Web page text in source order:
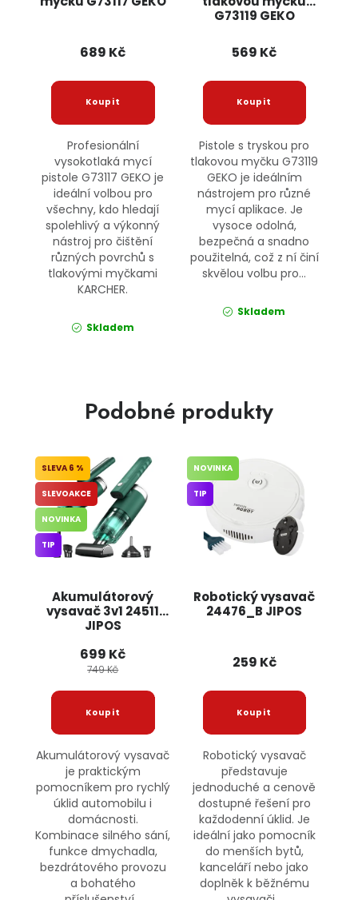
689 Kč
Profesionální
vysokotlaká mycí
pistole G73117 GEKO je
ideální volbou pro
všechny, kdo hledají
spolehlivý a výkonný
nástroj pro čištění
různých povrchů s
tlakovými myčkami
KARCHER.
Skladem
G73119 GEKO
569 Kč
Pistole s tryskou pro
tlakovou myčku G73119
GEKO je ideálním
nástrojem pro různé
mycí aplikace. Je
vysoce odolná,
bezpečná a snadno
použitelná, což z ní činí
skvělou volbu pro...
Skladem
Podobné produkty
Akumulátorový
vysavač 3v1 24511
JIPOS
6 %
SLEVOAKCE
NOVINKA
TIP
699 Kč
749 Kč
Akumulátorový vysavač
je praktickým
pomocníkem pro rychlý
úklid automobilu i
domácnosti.
Kombinace silného sání,
funkce dmychadla,
bezdrátového provozu
a bohatého
Robotický vysavač
24476_B JIPOS
NOVINKA
TIP
259 Kč
Robotický vysavač
představuje
jednoduché a cenově
dostupné řešení pro
každodenní úklid. Je
ideální jako pomocník
do menších bytů,
kanceláří nebo jako
doplněk k běžnému